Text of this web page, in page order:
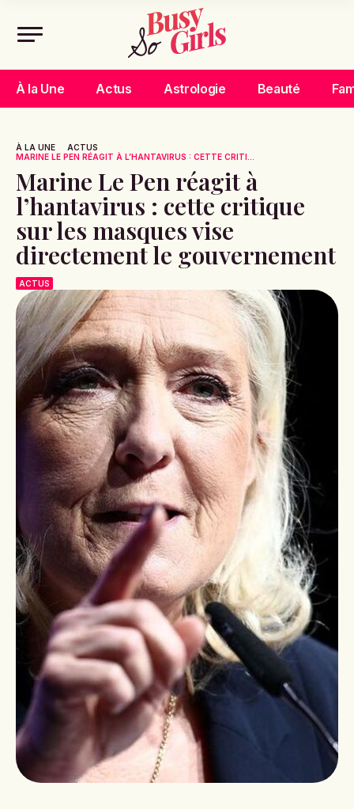
À la Une Actus Astrologie Beauté
À LA UNE
ACTUS
MARINE LE PEN RÉAGIT À L’HANTAVIRUS : CETTE CRITI...
Marine Le Pen réagit à
l’hantavirus : cette critique
sur les masques vise
directement le gouvernement
ACTUS